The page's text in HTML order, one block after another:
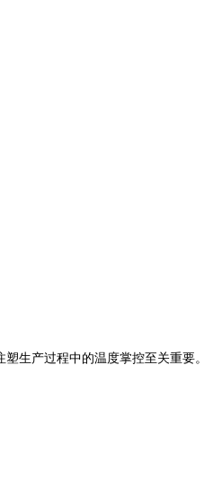
生产过程中的温度掌控至关重要。